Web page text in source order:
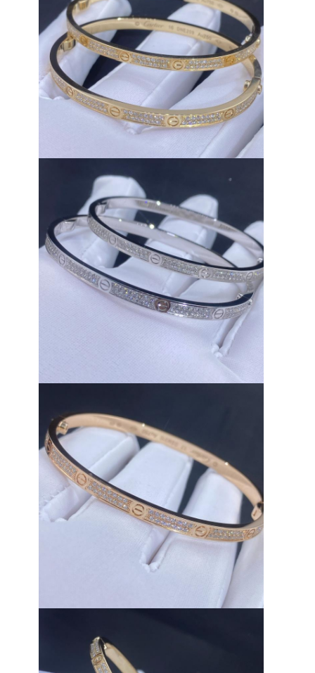
Video
Về chúng tôi
Chuyến tham quan nhà máy
Kiểm soát chất lượng
Yêu cầu Đặt giá
18k vàng phụ kiện
Vòng tay vàng 18K
18K vàng trang sức
Van Cleef Arpels
Cartier tùy chỉnh